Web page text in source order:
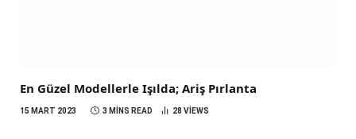
En Güzel Modellerle Işılda; Ariş Pırlanta
15 MART 2023 3 MINS READ 28 VIEWS